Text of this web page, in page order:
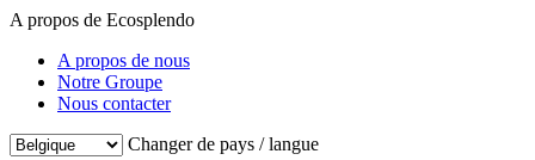
A propos de Ecosplendo
A propos de nous
Notre Groupe
Nous contacter
Changer de pays / langue